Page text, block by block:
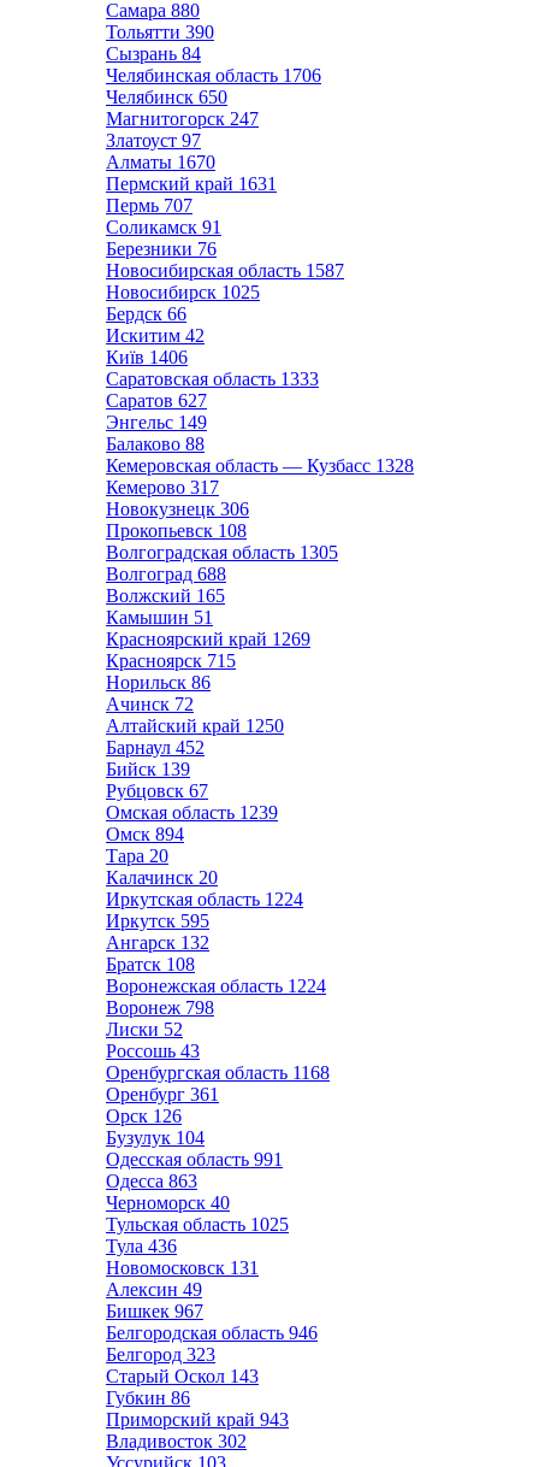
Самара 880
Тольятти 390
Сызрань 84
Челябинская область 1706
Челябинск 650
Магнитогорск 247
Златоуст 97
Алматы 1670
Пермский край 1631
Пермь 707
Соликамск 91
Березники 76
Новосибирская область 1587
Новосибирск 1025
Бердск 66
Искитим 42
Київ 1406
Саратовская область 1333
Саратов 627
Энгельс 149
Балаково 88
Кемеровская область — Кузбасс 1328
Кемерово 317
Новокузнецк 306
Прокопьевск 108
Волгоградская область 1305
Волгоград 688
Волжский 165
Камышин 51
Красноярский край 1269
Красноярск 715
Норильск 86
Ачинск 72
Алтайский край 1250
Барнаул 452
Бийск 139
Рубцовск 67
Омская область 1239
Омск 894
Тара 20
Калачинск 20
Иркутская область 1224
Иркутск 595
Ангарск 132
Братск 108
Воронежская область 1224
Воронеж 798
Лиски 52
Россошь 43
Оренбургская область 1168
Оренбург 361
Орск 126
Бузулук 104
Одесская область 991
Одесса 863
Черноморск 40
Тульская область 1025
Тула 436
Новомосковск 131
Алексин 49
Бишкек 967
Белгородская область 946
Белгород 323
Старый Оскол 143
Губкин 86
Приморский край 943
Владивосток 302
Уссурийск 103